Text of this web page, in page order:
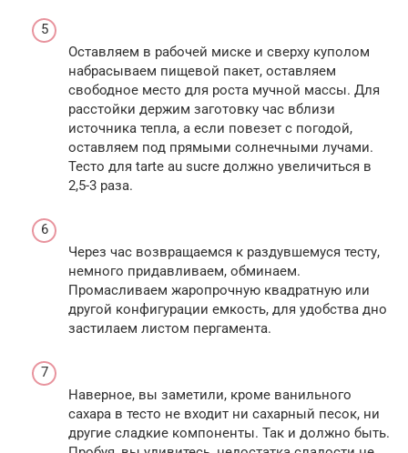
Оставляем в рабочей миске и сверху куполом
набрасываем пищевой пакет, оставляем
свободное место для роста мучной массы. Для
расстойки держим заготовку час вблизи
источника тепла, а если повезет с погодой,
оставляем под прямыми солнечными лучами.
Тесто для tarte au sucre должно увеличиться в
2,5-3 раза.
Через час возвращаемся к раздувшемуся тесту,
немного придавливаем, обминаем.
Промасливаем жаропрочную квадратную или
другой конфигурации емкость, для удобства дно
застилаем листом пергамента.
Наверное, вы заметили, кроме ванильного
сахара в тесто не входит ни сахарный песок, ни
другие сладкие компоненты. Так и должно быть.